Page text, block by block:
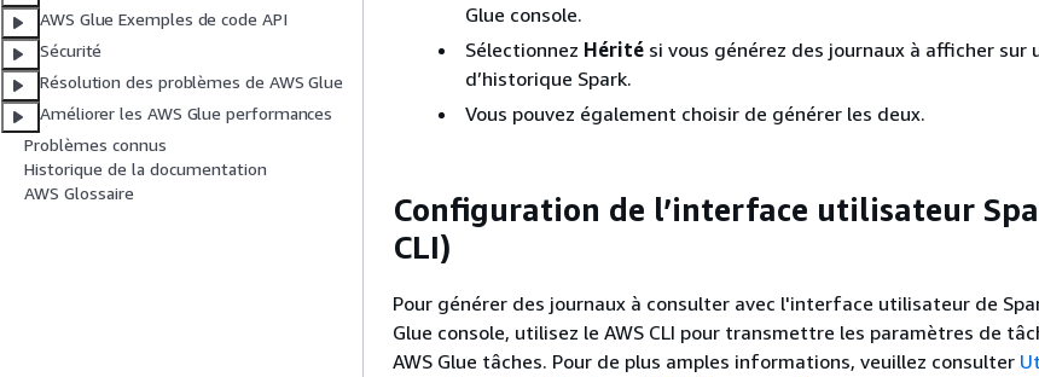
AWS Glue Exemples de code API
Sécurité
Résolution des problèmes de AWS Glue
Améliorer les AWS Glue performances
Problèmes connus
Historique de la documentation
AWS Glossaire
Glue console.
Sélectionnez Hérité si vous générez des journaux à afficher sur
d’historique Spark.
Vous pouvez également choisir de générer les deux.
Configuration de l’interface utilisateur
CLI)
Pour générer des journaux à consulter avec l'interface utilisateur de
Glue console, utilisez le AWS CLI pour transmettre les paramètres de
AWS Glue tâches. Pour de plus amples informations, veuillez consulter